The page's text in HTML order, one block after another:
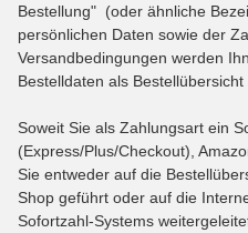
Bestellung" (oder ähnliche
persönlichen Daten sowie der
Versandbedingungen werden
Bestelldaten als Bestellübersicht
Soweit Sie als Zahlungsart ein
(Express/Plus/Checkout),
Sie entweder auf die
Shop geführt oder auf die
Sofortzahl-Systems